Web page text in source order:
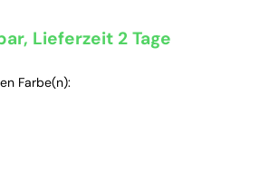
Lieferzeit 2 Tage
Farbe(n):